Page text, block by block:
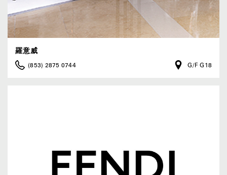
羅意威
(853) 2875 0744 G/F G18